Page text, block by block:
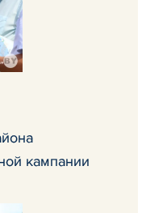
кампании